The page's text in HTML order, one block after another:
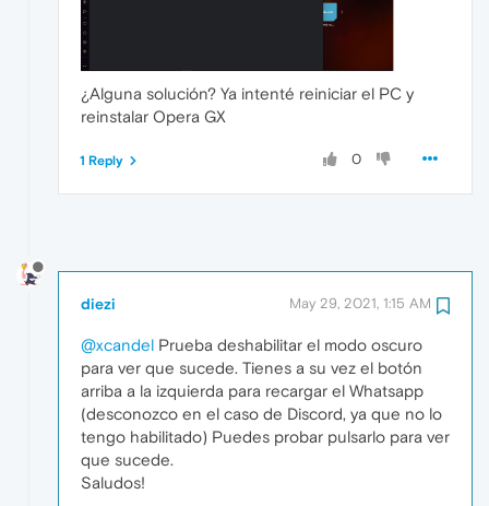
¿Alguna solución? Ya intenté reiniciar el PC y
reinstalar Opera GX
0
1 Reply
diezi May 29, 2021, 1:15 AM
@xcandel Prueba deshabilitar el modo oscuro
para ver que sucede. Tienes a su vez el botón
arriba a la izquierda para recargar el Whatsapp
(desconozco en el caso de Discord, ya que no lo
tengo habilitado) Puedes probar pulsarlo para ver
que sucede.
Saludos!